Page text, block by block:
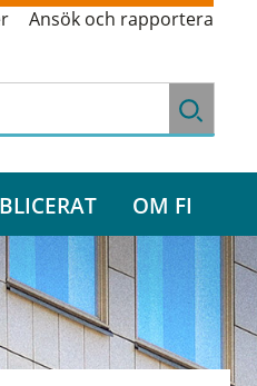
Ansök och rapportera
OM FI